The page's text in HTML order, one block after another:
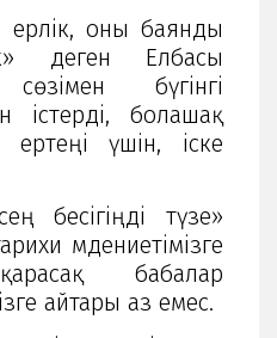
ерлік, оны баянды
деген Елбасы
бүгінгі
істерді, болашақ
ертеңі үшін, іске
бесігіңді түзе»
мәдениетімізге
бабалар
айтары аз емес.